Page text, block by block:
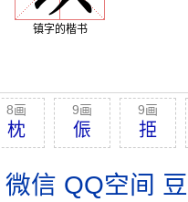
镇字的楷书
8画
枕
9画
侲
9画
挋
微信 QQ空间